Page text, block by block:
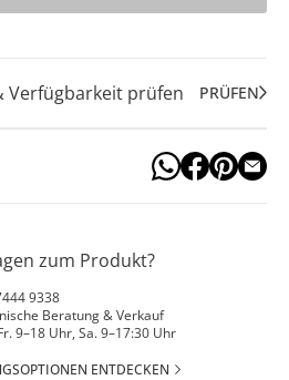
Verfügbarkeit prüfen PRÜFEN
zum Produkt?
9338
Beratung & Verkauf
9–18 Uhr, Sa. 9–17:30 Uhr
ENTDECKEN